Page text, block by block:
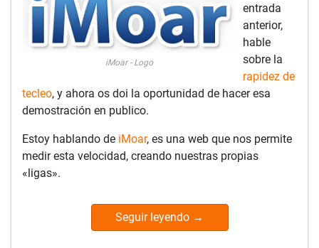
iMoar - Logo
entrada
anterior,
hable
sobre la
rapidez de
tecleo, y ahora os doi la oportunidad de hacer esa
demostración en publico.
Estoy hablando de iMoar, es una web que nos permite
medir esta velocidad, creando nuestras propias
«ligas».
Seguir leyendo →